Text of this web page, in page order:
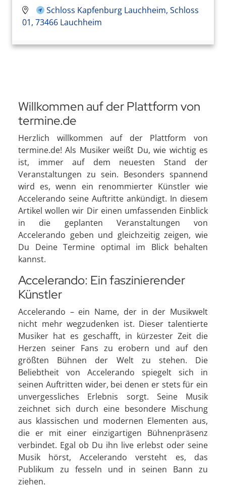
Schloss Kapfenburg Lauchheim, Schloss
01, 73466 Lauchheim
Willkommen auf der Plattform von
termine.de
Herzlich willkommen auf der Plattform von
termine.de! Als Musiker weißt Du, wie wichtig es
ist, immer auf dem neuesten Stand der
Veranstaltungen zu sein. Besonders spannend
wird es, wenn ein renommierter Künstler wie
Accelerando seine Auftritte ankündigt. In diesem
Artikel wollen wir Dir einen umfassenden Einblick
in die geplanten Veranstaltungen von
Accelerando geben und gleichzeitig zeigen, wie
Du Deine Termine optimal im Blick behalten
kannst.
Accelerando: Ein faszinierender
Künstler
Accelerando – ein Name, der in der Musikwelt
nicht mehr wegzudenken ist. Dieser talentierte
Musiker hat es geschafft, in kürzester Zeit die
Herzen seiner Fans zu erobern und auf den
größten Bühnen der Welt zu stehen. Die
Beliebtheit von Accelerando spiegelt sich in
seinen Auftritten wider, bei denen er stets für ein
unvergessliches Erlebnis sorgt. Seine Musik
zeichnet sich durch eine besondere Mischung
aus klassischen und modernen Elementen aus,
die er mit einer einzigartigen Bühnenpräsenz
verbindet. Egal ob Du ihn live erlebst oder seine
Musik hörst, Accelerando versteht es, das
Publikum zu fesseln und in seinen Bann zu
ziehen.